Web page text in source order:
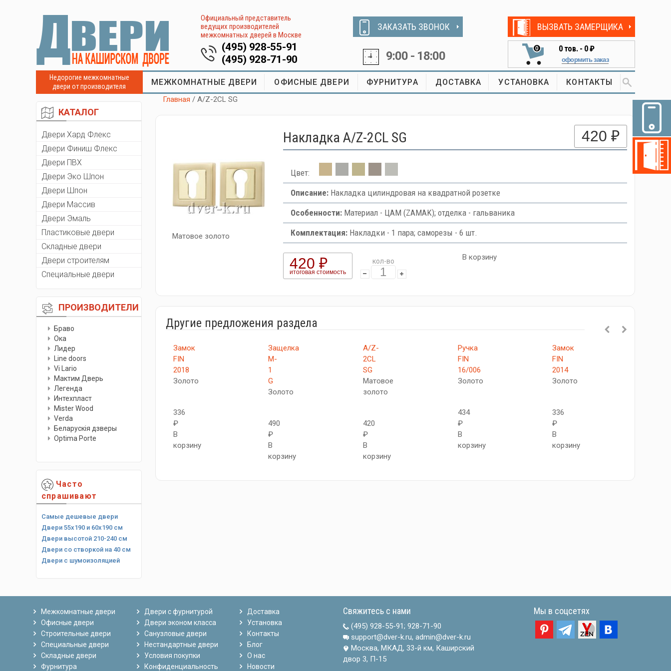
Официальный представитель
ведущих производителей
межкомнатных дверей в Москве
(495) 928-55-91
(495) 928-71-90
ЗАКАЗАТЬ ЗВОНОК
9:00 - 18:00
ВЫЗВАТЬ ЗАМЕРЩИКА
0 0тов. - 0 ₽
оформить заказ
Недорогие межкомнатные
двери от производителя
МЕЖКОМНАТНЫЕ ДВЕРИ ОФИСНЫЕ ДВЕРИ ФУРНИТУРА ДОСТАВКА УСТАНОВКА КОНТАКТЫ
КАТАЛОГ
Двери Хард Флекс
Двери Финиш Флекс
Двери ПВХ
Двери Эко Шпон
Двери Шпон
Двери Массив
Двери Эмаль
Пластиковые двери
Складные двери
Двери строителям
Специальные двери
ПРОИЗВОДИТЕЛИ
Браво
Ока
Лидер
Line doors
Vi Lario
Мактим Дверь
Легенда
Интехпласт
Мister Wood
Verda
Беларускiя дзверы
Optima Porte
Часто
спрашивают
Самые дешевые двери
Двери 55х190 и 60х190 см
Двери высотой 210-240 см
Двери со створкой на 40 см
Двери с шумоизоляцией
Главная / A/Z-2CL SG
Матовое золото
Накладка A/Z-2CL SG 420 ₽
Цвет:
Описание:Накладка цилиндровая на квадратной розетке
Особенности:Материал - ЦАМ (ZAMAK); отделка - гальваника
Комплектация:Накладки - 1 пара; саморезы - 6 шт.
420 ₽
итоговая стоимость
кол-во В корзину
Другие предложения раздела
Замок
FIN
2018
Золото
336
₽
В
корзину
Защелка
M-
1
G
Золото
490
₽
В
корзину
A/Z-
2CL
SG
Матовое
золото
420
₽
В
корзину
Ручка
FIN
16/006
Золото
434
₽
В
корзину
Замок
FIN
2014
Золото
336
₽
В
корзину
Межкомнатные двери
Офисные двери
Строительные двери
Специальные двери
Складные двери
Фурнитура
Двери с фурнитурой
Двери эконом класса
Санузловые двери
Нестандартные двери
Условия покупки
Конфиденциальность
Доставка
Установка
Контакты
Блог
О нас
Новости
Свяжитесь с нами
(495) 928-55-91; 928-71-90
support@dver-k.ru, admin@dver-k.ru
Москва, МКАД, 33-й км, Каширский
двор 3, П-15
Мы в соцсетях